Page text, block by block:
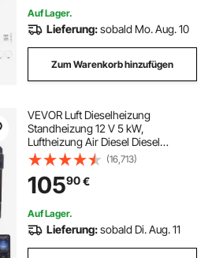
Auf Lager.
Lieferung:sobald Mo. Aug. 10
Zum Warenkorb hinzufügen
VEVOR Luft Dieselheizung
Standheizung 12 V 5 kW,
Luftheizung Air Diesel Diesel
Standheizung Lufterhitzer, 0,16–
0,52 L/Std. Dieselheizung mit LCD-
Display & 10 m Fernbedienung &
Bluetooth-APP Steuerung
(16,713)
10590€
Auf Lager.
Lieferung:sobald Di. Aug. 11